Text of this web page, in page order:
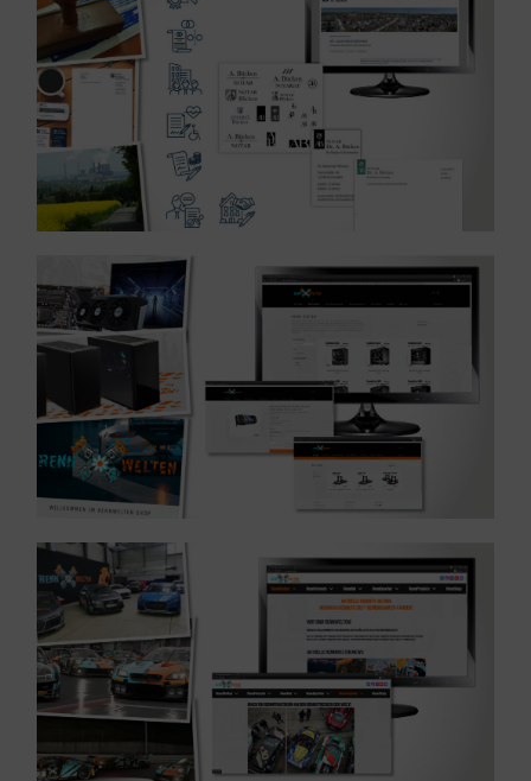
Referenz: WordPressDesign Geschäftsausstattung –
Branche Notar
Referenz: Shop für Computer Hardware – Unterhaltung
MEHR ERFAHREN ...
Referenz: Webseite für Gaming-Projekt – Unterhaltung
MEHR ERFAHREN ...